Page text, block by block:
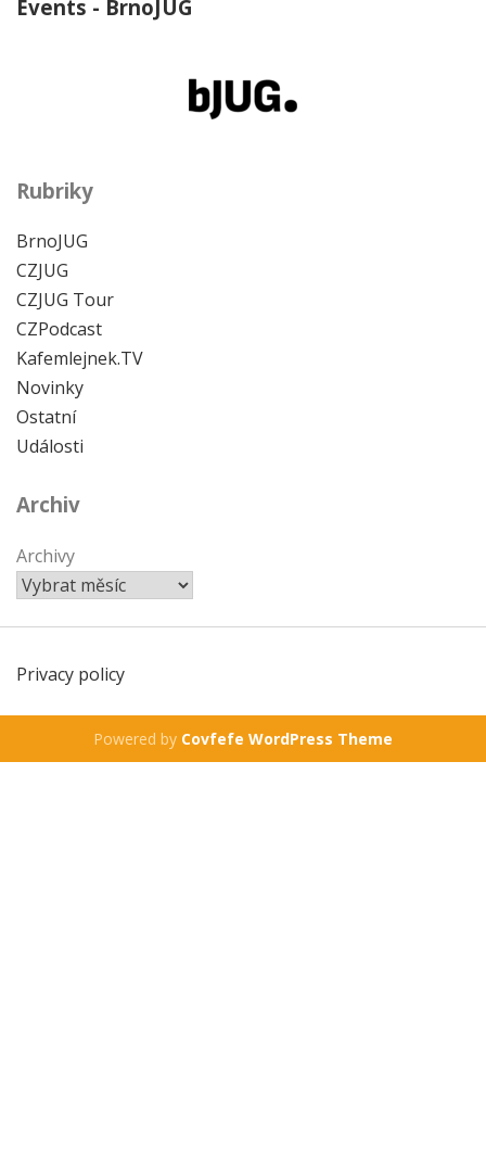
Events - BrnoJUG
Rubriky
BrnoJUG
CZJUG
CZJUG Tour
CZPodcast
Kafemlejnek.TV
Novinky
Ostatní
Události
Archiv
Archivy
Privacy policy
Powered by Covfefe WordPress Theme